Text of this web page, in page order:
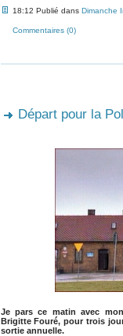
18:12 Publié dans Dimanche
Commentaires (0)
Départ pour la
Je pars ce matin avec
Brigitte Fouré, pour trois
sortie annuelle.